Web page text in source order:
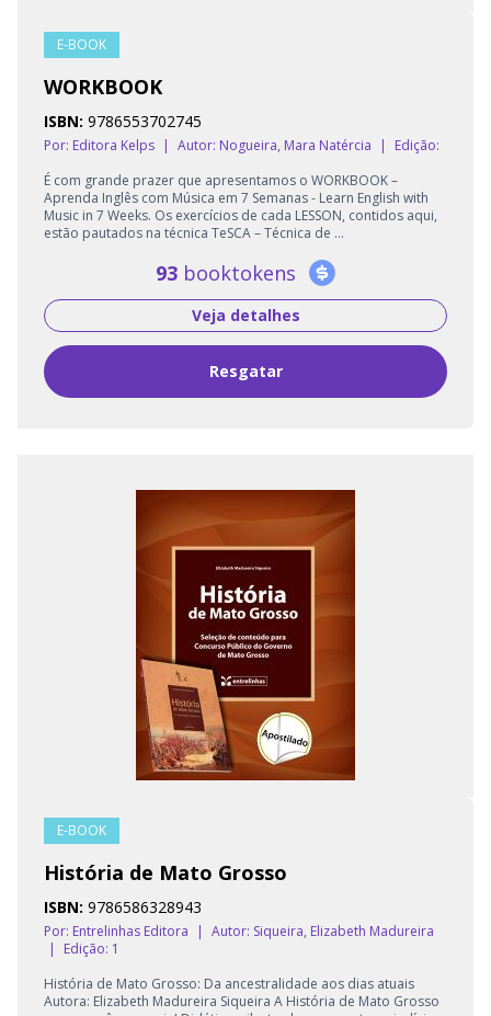
E-BOOK
WORKBOOK
ISBN: 9786553702745
Por: Editora Kelps | Autor: Nogueira, Mara Natércia |
Edição:
É com grande prazer que apresentamos o WORKBOOK –
Aprenda Inglês com Música em 7 Semanas - Learn English with
Music in 7 Weeks. Os exercícios de cada LESSON, contidos aqui,
estão pautados na técnica TeSCA – Técnica de ...
93 booktokens
Veja detalhes
Resgatar
E-BOOK
História de Mato Grosso
ISBN: 9786586328943
Por: Entrelinhas Editora | Autor: Siqueira, Elizabeth Madureira
|
Edição: 1
História de Mato Grosso: Da ancestralidade aos dias atuais
Autora: Elizabeth Madureira Siqueira A História de Mato Grosso